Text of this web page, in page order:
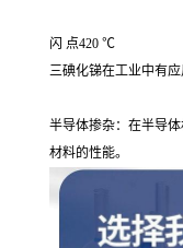
闪 点420 ℃
三碘化锑在工业中有
半导体掺杂：在半导
材料的性能。